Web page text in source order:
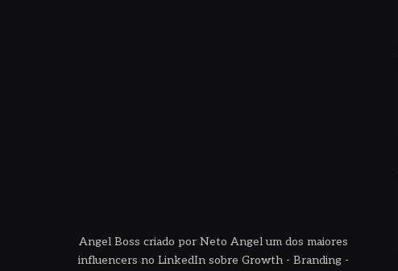
Angel Boss criado por Neto Angel um dos maiores
influencers no LinkedIn sobre Growth - Branding -